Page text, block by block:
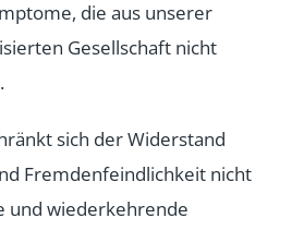
die aus unserer
Gesellschaft nicht
sich der Widerstand
Fremdenfeindlichkeit nicht
und wiederkehrende